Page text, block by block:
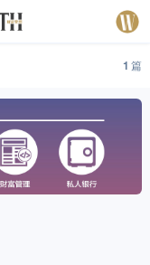
1 篇